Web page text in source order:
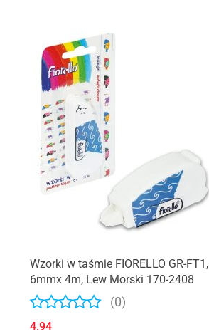
Wzorki w taśmie FIORELLO GR-FT1,
6mmx 4m, Lew Morski 170-2408
(0)
4.94